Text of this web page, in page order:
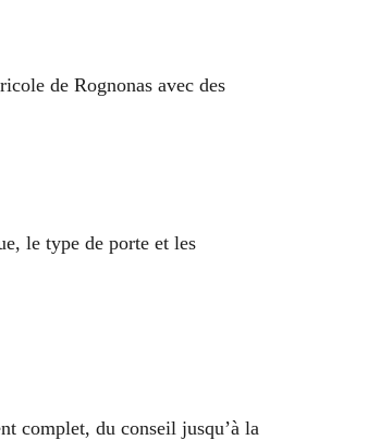
de Rognonas avec des
le type de porte et les
complet, du conseil jusqu’à la